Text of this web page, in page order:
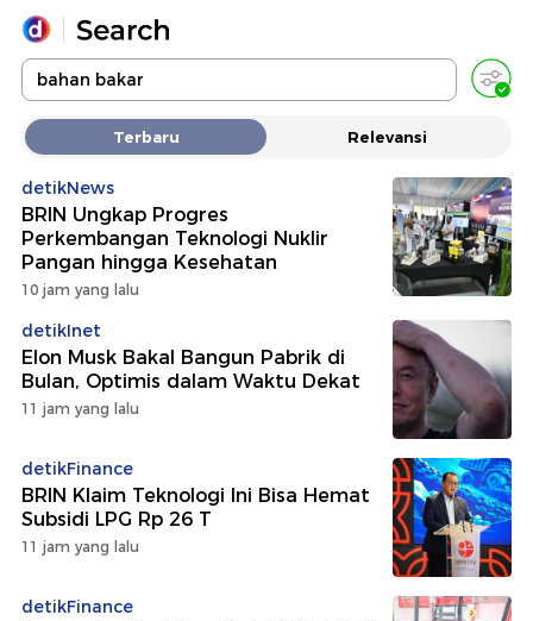
Yang sedang ramai dicari
Loading...
Promoted
Terakhir yang dicari
Terbaru Relevansi
detikNews
BRIN Ungkap Progres
Perkembangan Teknologi Nuklir
Pangan hingga Kesehatan
10 jam yang lalu
detikInet
Elon Musk Bakal Bangun Pabrik di
Bulan, Optimis dalam Waktu Dekat
11 jam yang lalu
detikFinance
BRIN Klaim Teknologi Ini Bisa Hemat
Subsidi LPG Rp 26 T
11 jam yang lalu
detikFinance